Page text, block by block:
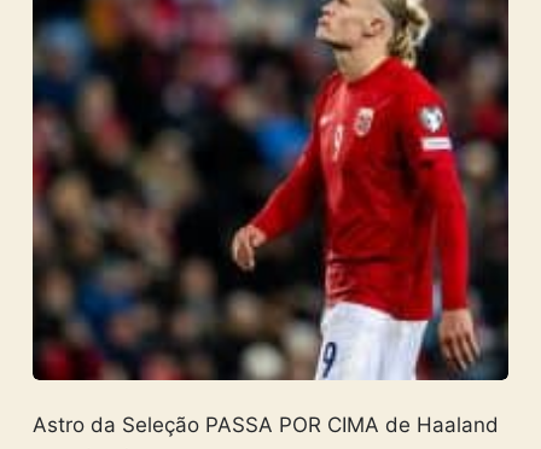
Astro da Seleção PASSA POR CIMA de Haaland